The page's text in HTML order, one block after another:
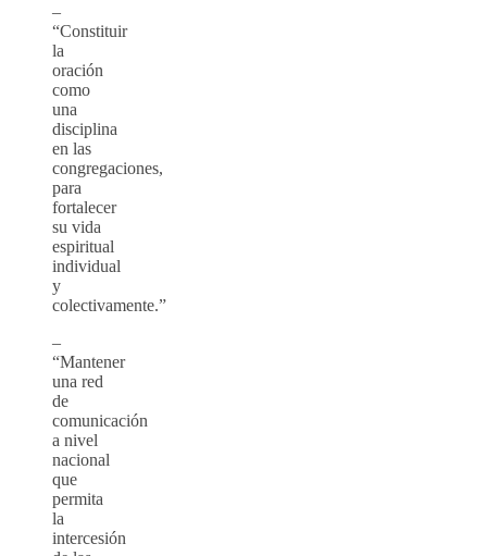
–
“Constituir
la
oración
como
una
disciplina
en las
congregaciones,
para
fortalecer
su vida
espiritual
individual
y
colectivamente.”
–
“Mantener
una red
de
comunicación
a nivel
nacional
que
permita
la
intercesión